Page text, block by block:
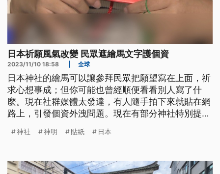
日本祈願風氣改變 民眾遮繪馬文字護個資
2023/11/10 18:58 全球
日本神社的繪馬可以讓參拜民眾把願望寫在上面，祈
求心想事成；但你可能也曾經順便看看別人寫了什
麼。現在社群媒體太發達，有人隨手拍下來就貼在網
路上，引發個資外洩問題。現在有部分神社特別提供
神社 神明 貼紙 日本